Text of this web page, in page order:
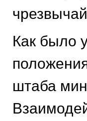
Как было
штаба